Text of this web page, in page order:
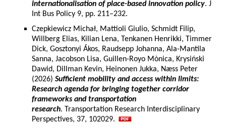
internationalisation of place-based innovation policy. J
Int Bus Policy 9, pp. 211–232.
Czepkiewicz Michał, Mattioli Giulio, Schmidt Filip,
Willberg Elias, Kilian Lena, Tenkanen Henrikki, Timmer
Dick, Gosztonyi Ákos, Raudsepp Johanna, Ala-Mantila
Sanna, Jacobson Lisa, Guillen-Royo Mònica, Krysiński
Dawid, Dillman Kevin, Heinonen Jukka, Næss Peter
(2026) Sufficient mobility and access within limits:
Research agenda for bringing together corridor
frameworks and transportation
research. Transportation Research Interdisciplinary
Perspectives, 37, 102029.